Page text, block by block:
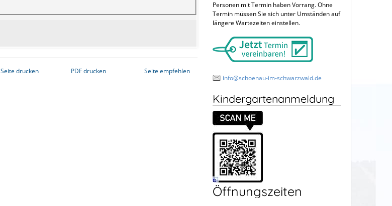
Seite drucken PDF drucken Seite empfehlen
Personen mit Termin haben Vorrang. Ohne
Termin müssen Sie sich unter Umständen auf
längere Wartezeiten einstellen.
info@schoenau-im-schwarzwald.de
Kindergartenanmeldung
Öffnungszeiten